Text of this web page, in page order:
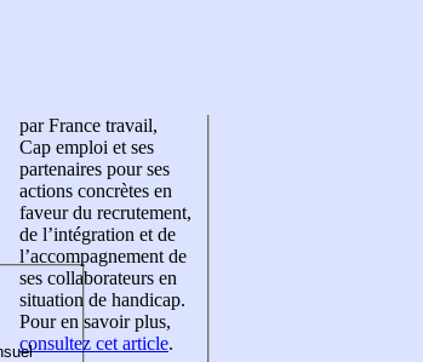
par France travail,
Cap emploi et ses
partenaires pour ses
actions concrètes en
faveur du recrutement,
de l’intégration et de
l’accompagnement de
ses collaborateurs en
situation de handicap.
Pour en savoir plus,
consultez cet article.